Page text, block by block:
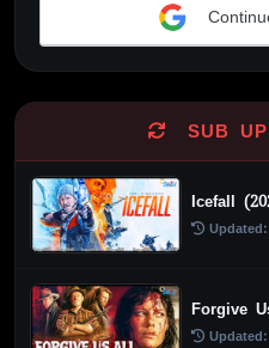
SUB
Icefall
Updated:
Forgive
Updated: